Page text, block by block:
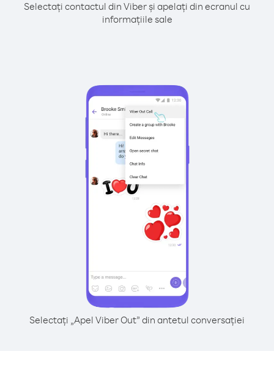
Selectați contactul din Viber și apelați din ecranul cu
informațiile sale
Selectați „Apel Viber Out” din antetul conversației